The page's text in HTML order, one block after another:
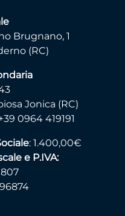
Brugnano, 1
(RC)
Jonica (RC)
0964 419191
: 1.400,00€
e P.IVA: